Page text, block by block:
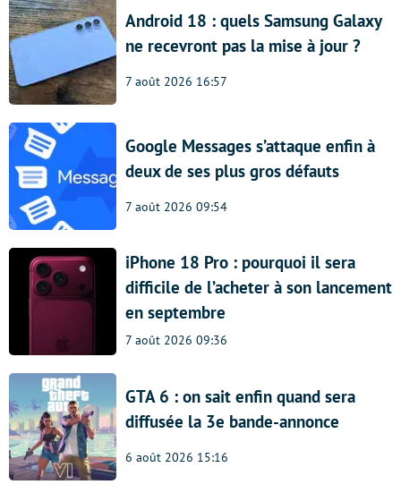
Android 18 : quels Samsung Galaxy
ne recevront pas la mise à jour ?
7 août 2026 16:57
Google Messages s’attaque enfin à
deux de ses plus gros défauts
7 août 2026 09:54
iPhone 18 Pro : pourquoi il sera
difficile de l’acheter à son lancement
en septembre
7 août 2026 09:36
GTA 6 : on sait enfin quand sera
diffusée la 3e bande-annonce
6 août 2026 15:16